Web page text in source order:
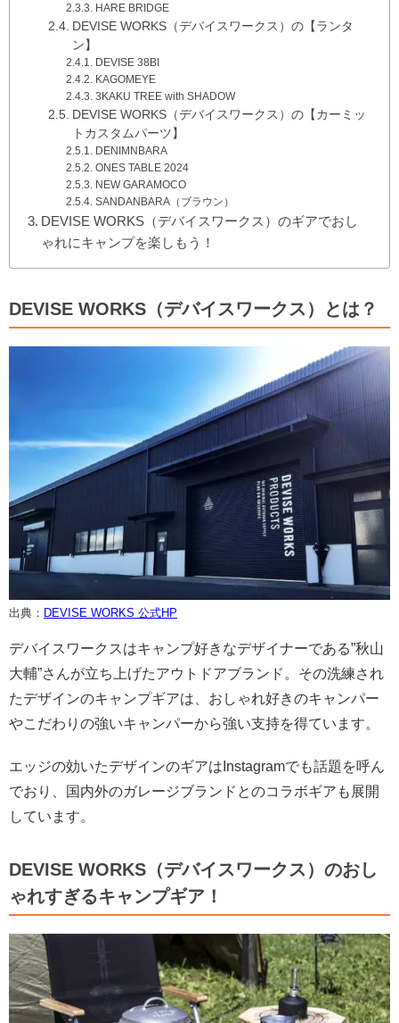
HARE BRIDGE
DEVISE WORKS（デバイスワークス）の【ランタ
ン】
DEVISE 38BI
KAGOMEYE
3KAKU TREE with SHADOW
DEVISE WORKS（デバイスワークス）の【カーミッ
トカスタムパーツ】
DENIMNBARA
ONES TABLE 2024
NEW GARAMOCO
SANDANBARA（ブラウン）
DEVISE WORKS（デバイスワークス）のギアでおし
ゃれにキャンプを楽しもう！
DEVISE WORKS（デバイスワークス）とは？
出典： DEVISE WORKS 公式HP
デバイスワークスはキャンプ好きなデザイナーである”秋山
大輔”さんが立ち上げたアウトドアブランド。その洗練され
たデザインのキャンプギアは、おしゃれ好きのキャンパー
やこだわりの強いキャンパーから強い支持を得ています。
エッジの効いたデザインのギアはInstagramでも話題を呼ん
でおり、国内外のガレージブランドとのコラボギアも展開
しています。
DEVISE WORKS（デバイスワークス）のおし
ゃれすぎるキャンプギア！